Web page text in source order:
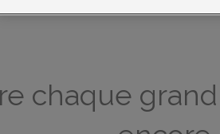
chaque